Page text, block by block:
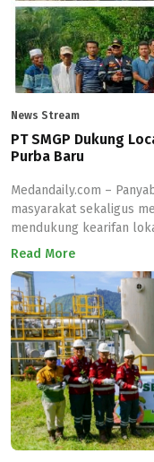
News Stream
PT SMGP Dukung
Purba Baru
Medandaily.com –
masyarakat sekaligus
mendukung kearifan
Geotermal Power)
ikan mas di lubuk
Sorik Marapi Kabupaten
(28/4/2026). Lubuk […]
Read More